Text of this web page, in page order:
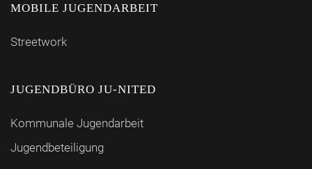
MOBILE JUGENDARBEIT
Streetwork
JUGENDBÜRO JU-NITED
Kommunale Jugendarbeit
Jugendbeteiligung